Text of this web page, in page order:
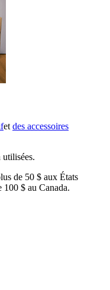
et des accessoires
utilisées.
de 50 $ aux États
100 $ au Canada.